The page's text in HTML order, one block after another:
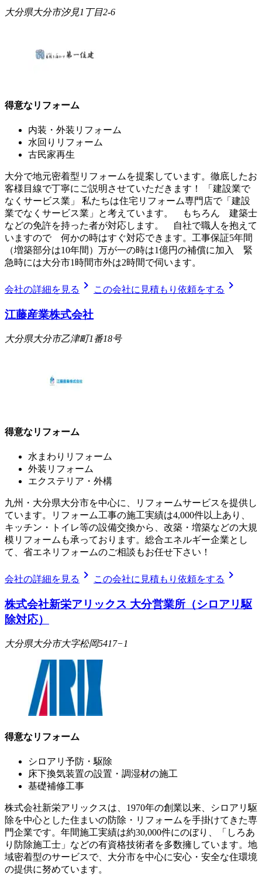
大分県大分市汐見1丁目2-6
得意なリフォーム
内装・外装リフォーム
水回りリフォーム
古民家再生
大分で地元密着型リフォームを提案しています。徹底したお
客様目線で丁寧にご説明させていただきます！ 「建設業で
なくサービス業」 私たちは住宅リフォーム専門店で「建設
業でなくサービス業」と考えています。 もちろん 建築士
などの免許を持った者が対応します。 自社で職人を抱えて
いますので 何かの時はすぐ対応できます。工事保証5年間
（増築部分は10年間）万が一の時は1億円の補償に加入 緊
急時には大分市1時間市外は2時間で伺います。
会社の詳細を見る chevron_right この会社に見積もり依頼をする chevron_right
江藤産業株式会社
大分県大分市乙津町1番18号
得意なリフォーム
水まわりリフォーム
外装リフォーム
エクステリア・外構
九州・大分県大分市を中心に、リフォームサービスを提供し
ています。リフォーム工事の施工実績は4,000件以上あり、
キッチン・トイレ等の設備交換から、改築・増築などの大規
模リフォームも承っております。総合エネルギー企業とし
て、省エネリフォームのご相談もお任せ下さい！
会社の詳細を見る chevron_right この会社に見積もり依頼をする chevron_right
株式会社新栄アリックス 大分営業所（シロアリ駆
除対応）
大分県大分市大字松岡5417−1
得意なリフォーム
シロアリ予防・駆除
床下換気装置の設置・調湿材の施工
基礎補修工事
株式会社新栄アリックスは、1970年の創業以来、シロアリ駆
除を中心とした住まいの防除・リフォームを手掛けてきた専
門企業です。年間施工実績は約30,000件にのぼり、「しろあ
り防除施工士」などの有資格技術者を多数擁しています。地
域密着型のサービスで、大分市を中心に安心・安全な住環境
の提供に努めています。